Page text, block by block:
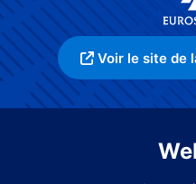
Voir le site de